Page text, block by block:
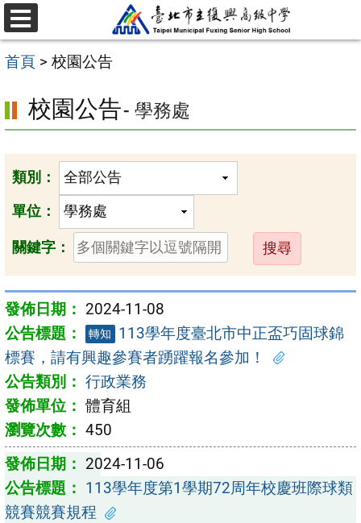
跳
至
主
內
容
區
選
單
首頁 > 校園公告
校園公告- 學務處
類別：
單位：
關鍵字：
送
出
2024-11-08
轉知
113學年度臺北市中正盃巧固球錦
標賽，請有興趣參賽者踴躍報名參加！
行政業務
體育組
450
2024-11-06
113學年度第1學期72周年校慶班際球類
競賽競賽規程